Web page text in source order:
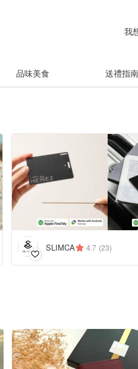
我
品味美食 送禮指南
SLIMCA 4.7 (23)